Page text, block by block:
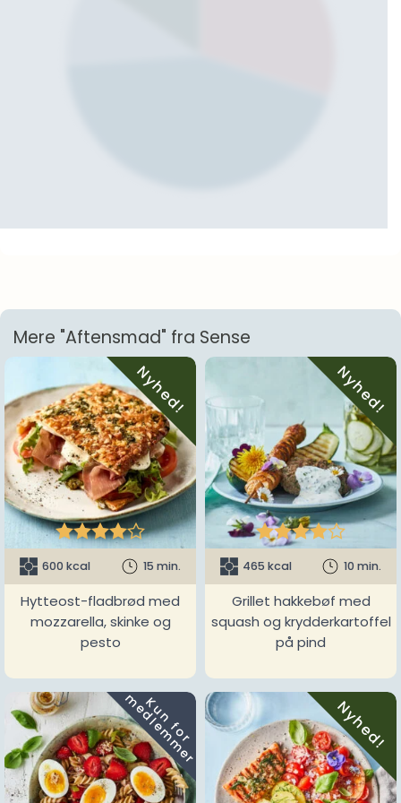
Mere "Aftensmad" fra Sense
Nyhed!

600 kcal 15 min.
Hytteost-fladbrød med
mozzarella, skinke og
pesto
Nyhed!

465 kcal 10 min.
Grillet hakkebøf med
squash og krydderkartoffel
på pind
K
u
n
f
o
r
m
e
d
l
e
m
m
e
r Nyhed!